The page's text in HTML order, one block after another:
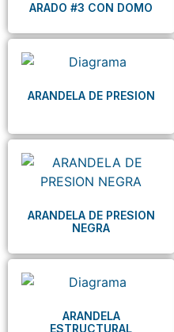
ARADO #3 CON DOMO
ARANDELA DE PRESION
ARANDELA DE PRESION
NEGRA
ARANDELA
ESTRUCTURAL